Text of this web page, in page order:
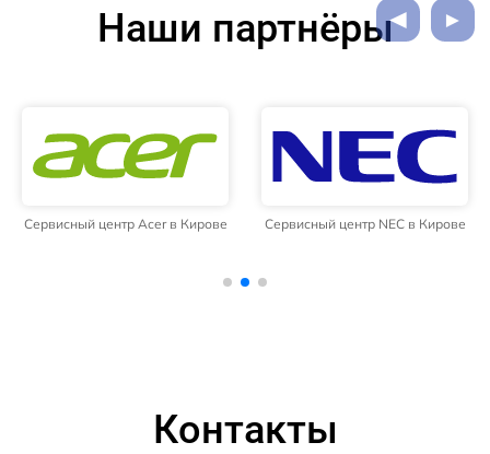
Наши партнёры
Сервисный центр Acer в Кирове Сервисный центр NEC в Кирове
Контакты